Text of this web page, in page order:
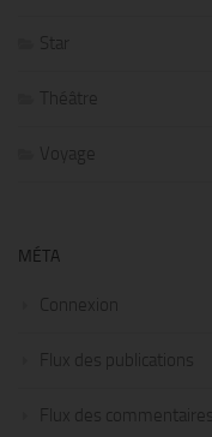
Star
Théâtre
Voyage
MÉTA
Connexion
Flux des publications
Flux des commentaires